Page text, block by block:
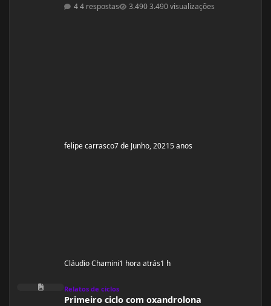
stack que é formado por ENANTATO DE
4 respostas 3.490 visualizações
felipe carrasco7 de Junho, 20215 anos
Cláudio Chamini1 hora atrás1 h
Primeiro ciclo com oxandrolona
Relatos de ciclos
Primeiro ciclo com oxandrolona